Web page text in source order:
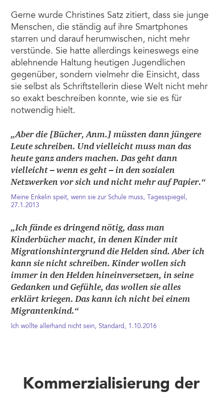
Gerne wurde Christines Satz zitiert, dass sie junge
Menschen, die ständig auf ihre Smartphones
starren und darauf herumwischen, nicht mehr
verstünde. Sie hatte allerdings keineswegs eine
ablehnende Haltung heutigen Jugendlichen
gegenüber, sondern vielmehr die Einsicht, dass
sie selbst als Schriftstellerin diese Welt nicht mehr
so exakt beschreiben konnte, wie sie es für
notwendig hielt.
„Aber die [Bücher, Anm.] müssten dann jüngere
Leute schreiben. Und vielleicht muss man das
heute ganz anders machen. Das geht dann
vielleicht – wenn es geht – in den sozialen
Netzwerken vor sich und nicht mehr auf Papier.“
Meine Enkelin speit, wenn sie zur Schule muss, Tagesspiegel,
27.1.2013
„Ich fände es dringend nötig, dass man
Kinderbücher macht, in denen Kinder mit
Migrationshintergrund die Helden sind. Aber ich
kann sie nicht schreiben. Kinder wollen sich
immer in den Helden hineinversetzen, in seine
Gedanken und Gefühle, das wollen sie alles
erklärt kriegen. Das kann ich nicht bei einem
Migrantenkind.“
Ich wollte allerhand nicht sein, Standard, 1.10.2016
Kommerzialisierung der